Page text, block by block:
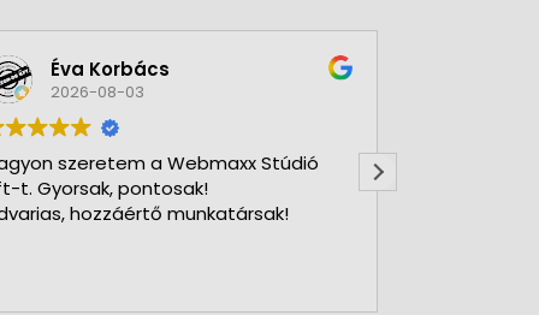
Éva Korbács
2026-08-03
szeretem a Webmaxx Stúdió
t. Gyorsak, pontosak!
hozzáértő munkatársak!